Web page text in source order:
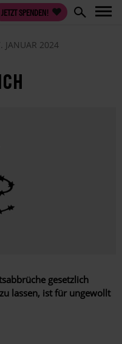
JETZT SPENDEN!
JANUAR 2024
gesetzlich
lassen, ist für ungewollt